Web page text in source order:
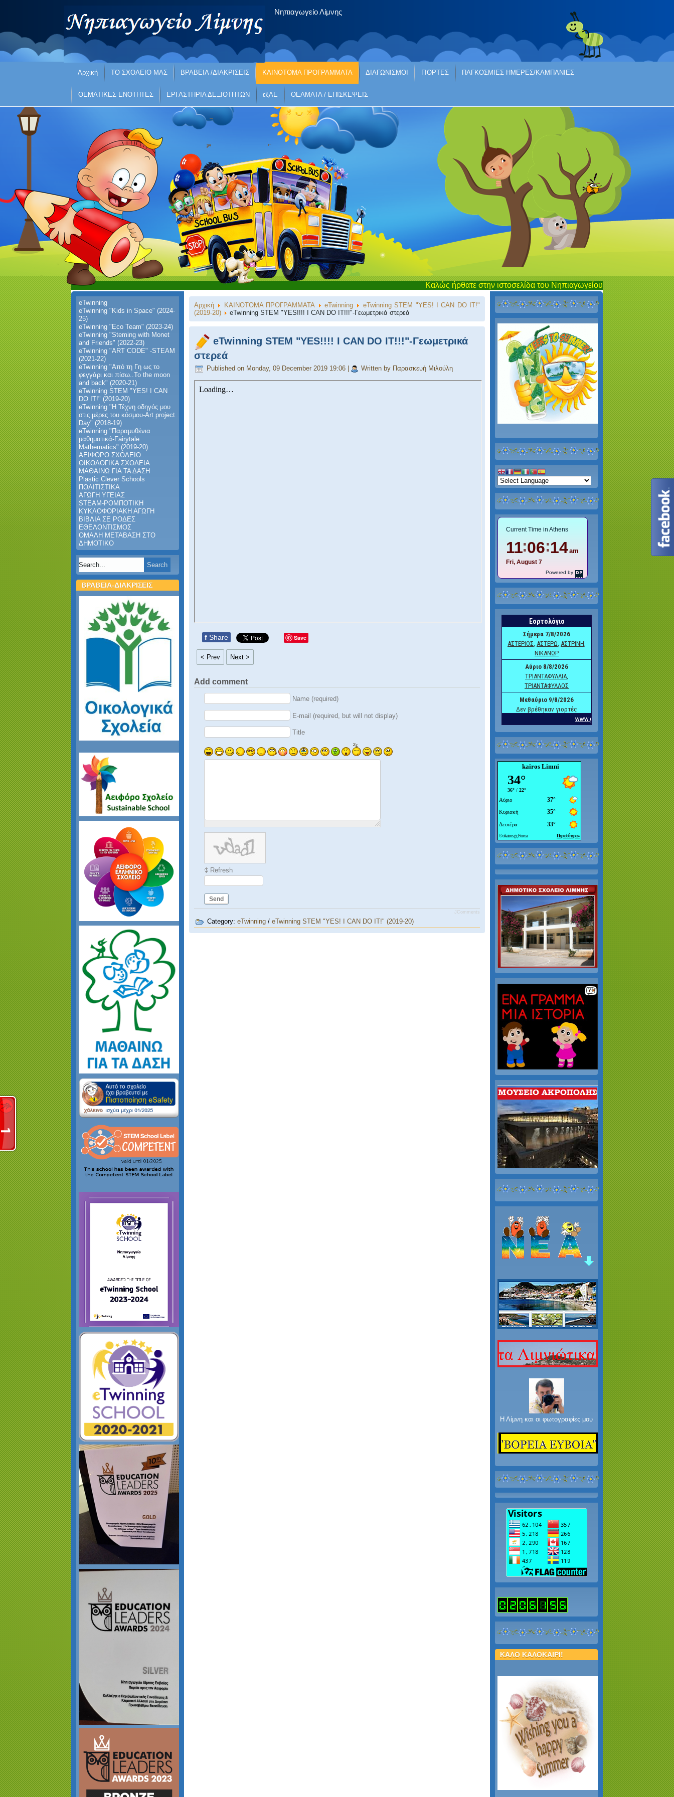
Νηπιαγωγείο Λίμνης
Αρχική ΤΟ ΣΧΟΛΕΙΟ ΜΑΣ ΒΡΑΒΕΙΑ /ΔΙΑΚΡΙΣΕΙΣ ΚΑΙΝΟΤΟΜΑ ΠΡΟΓΡΑΜΜΑΤΑ ΔΙΑΓΩΝΙΣΜΟΙ ΓΙΟΡΤΕΣ ΠΑΓΚΟΣΜΙΕΣ ΗΜΕΡΕΣ/ΚΑΜΠΑΝΙΕΣ
ΘΕΜΑΤΙΚΕΣ ΕΝΟΤΗΤΕΣ ΕΡΓΑΣΤΗΡΙΑ ΔΕΞΙΟΤΗΤΩΝ εξΑΕ ΘΕΑΜΑΤΑ / ΕΠΙΣΚΕΨΕΙΣ
Καλώς ήρθατε στην ιστοσελίδα του Νηπιαγωγείου Λίμνης...έναν τόπο
eTwinning
eTwinning "Kids in Space" (2024-
25)
eTwinning "Eco Team" (2023-24)
eTwinning "Steming with Monet
and Friends" (2022-23)
eTwinning "ART CODE" -STEAM
(2021-22)
eTwinning "Από τη Γη ως το
φεγγάρι και πίσω..To the moon
and back" (2020-21)
eTwinning STEM "YES! I CAN
DO IT!" (2019-20)
eTwinning "Η Τέχνη οδηγός μου
στις μέρες του κόσμου-Art project
Day" (2018-19)
eTwinning "Παραμυθένια
μαθηματικά-Fairytale
Mathematics" (2019-20)
ΑΕΙΦΟΡΟ ΣΧΟΛΕΙΟ
ΟΙΚΟΛΟΓΙΚΑ ΣΧΟΛΕΙΑ
ΜΑΘΑΙΝΩ ΓΙΑ ΤΑ ΔΑΣΗ
Plastic Clever Schools
ΠΟΛΙΤΙΣΤΙΚΑ
ΑΓΩΓΗ ΥΓΕΙΑΣ
STEAM-ΡΟΜΠΟΤΙΚΗ
ΚΥΚΛΟΦΟΡΙΑΚΗ ΑΓΩΓΗ
ΒΙΒΛΙΑ ΣΕ ΡΟΔΕΣ
ΕΘΕΛΟΝΤΙΣΜΟΣ
ΟΜΑΛΗ ΜΕΤΑΒΑΣΗ ΣΤΟ
ΔΗΜΟΤΙΚΟ
ΒΡΑΒΕΙΑ-ΔΙΑΚΡΙΣΕΙΣ
Αρχική ΚΑΙΝΟΤΟΜΑ ΠΡΟΓΡΑΜΜΑΤΑ eTwinning
eTwinning STEM "YES! I CAN DO IT!"
(2019-20)
eTwinning STEM "YES!!!! I CAN DO IT!!!"-Γεωμετρικά στερεά
eTwinning STEM "YES!!!! I CAN DO IT!!!"-Γεωμετρικά
στερεά
Published on Monday, 09 December 2019 19:06 Written by Παρασκευή Μιλούλη
f Share Save
< Prev Next >
Add comment
Name (required)
E-mail (required, but will not display)
Title
Refresh
Send
JComments
Category: eTwinning / eTwinning STEM "YES! I CAN DO IT!" (2019-20)
kairos Limni
Η Λίμνη και οι φωτογραφίες μου
ΚΑΛΟ ΚΑΛΟΚΑΙΡΙ!